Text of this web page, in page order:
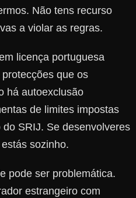
Não tens recurso
a violar as regras.
licença portuguesa
que os
há autoexclusão
de limites impostas
SRIJ. Se desenvolveres
sozinho.
pode ser problemática.
estrangeiro com